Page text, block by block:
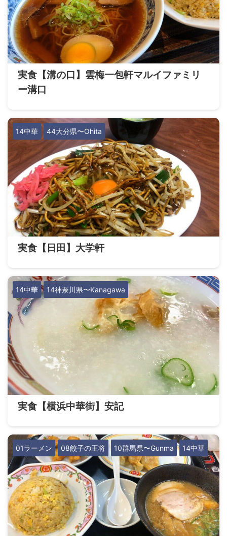
実食【溝の口】雲梅一包軒マルイファミリ
ー溝口
14中華 44大分県〜Ohita
実食【日田】大学軒
14中華 14神奈川県〜Kanagawa
実食【横浜中華街】安記
01ラーメン 08餃子の王将 10群馬県〜Gunma 14中華